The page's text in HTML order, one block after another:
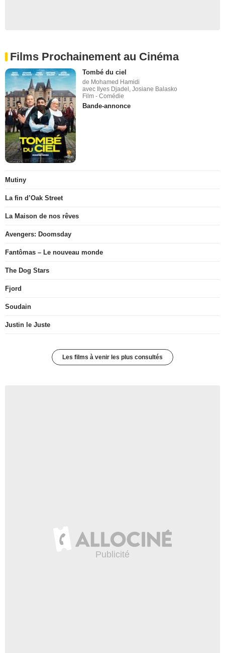
Films Prochainement au Cinéma
Tombé du ciel
de Mohamed Hamidi
avec Ilyes Djadel, Josiane Balasko
Film - Comédie
Bande-annonce
Mutiny
La fin d’Oak Street
La Maison de nos rêves
Avengers: Doomsday
Fantômas – Le nouveau monde
The Dog Stars
Fjord
Soudain
Justin le Juste
Les films à venir les plus consultés